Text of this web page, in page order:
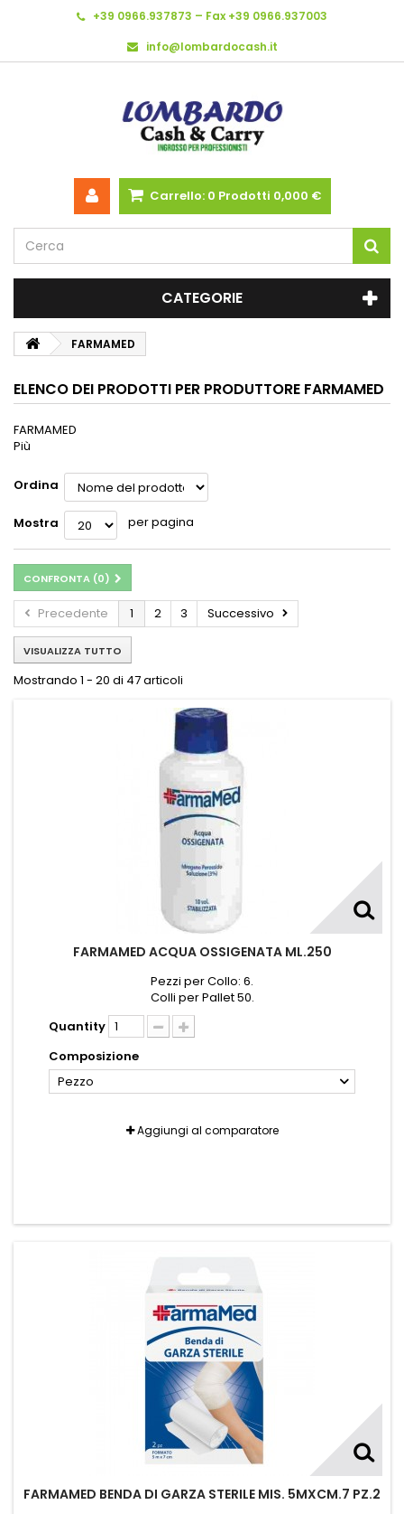
+39 0966.937873 – Fax +39 0966.937003
info@lombardocash.it
Carrello: 0 Prodotti 0,000 €
CATEGORIE
FARMAMED
ELENCO DEI PRODOTTI PER PRODUTTORE FARMAMED
FARMAMED
Più
Ordina
Mostra per pagina
CONFRONTA (0)
Precedente 1 2 3 Successivo
VISUALIZZA TUTTO
Mostrando 1 - 20 di 47 articoli
FARMAMED ACQUA OSSIGENATA ML.250
Pezzi per Collo: 6.
Colli per Pallet 50.
Quantity
Composizione
Pezzo
Aggiungi al comparatore
FARMAMED BENDA DI GARZA STERILE MIS. 5MXCM.7 PZ.2